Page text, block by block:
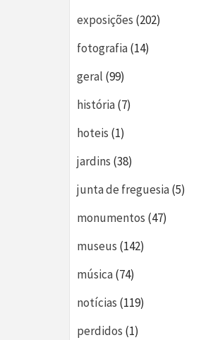
exposições (202)
fotografia(14)
geral (99)
história(7)
hoteis (1)
jardins (38)
junta de freguesia(5)
monumentos (47)
museus (142)
música(74)
notícias (119)
perdidos (1)